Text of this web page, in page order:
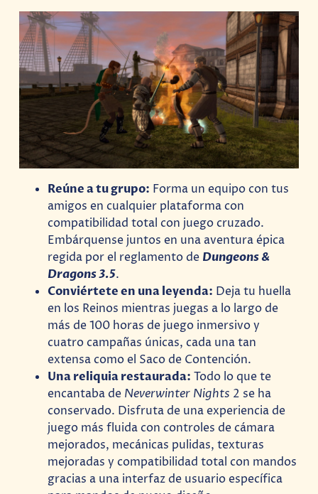
Reúne a tu grupo: Forma un equipo con tus
amigos en cualquier plataforma con
compatibilidad total con juego cruzado.
Embárquense juntos en una aventura épica
regida por el reglamento de Dungeons &
Dragons 3.5.
Conviértete en una leyenda: Deja tu huella
en los Reinos mientras juegas a lo largo de
más de 100 horas de juego inmersivo y
cuatro campañas únicas, cada una tan
extensa como el Saco de Contención.
Una reliquia restaurada: Todo lo que te
encantaba de Neverwinter Nights 2 se ha
conservado. Disfruta de una experiencia de
juego más fluida con controles de cámara
mejorados, mecánicas pulidas, texturas
mejoradas y compatibilidad total con mandos
gracias a una interfaz de usuario específica